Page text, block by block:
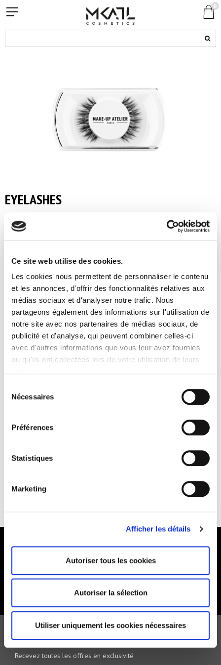
Ce site web utilise des cookies.
Les cookies nous permettent de personnaliser le contenu
et les annonces, d'offrir des fonctionnalités relatives aux
médias sociaux et d'analyser notre trafic. Nous
partageons également des informations sur l'utilisation de
notre site avec nos partenaires de médias sociaux, de
publicité et d'analyse, qui peuvent combiner celles-ci
avec d'autres informations que vous leur avez fournies
ou qu'ils ont collectées lors de votre utilisation de leurs
Nécessaires
Préférences
Statistiques
Marketing
Afficher les détails
Autoriser tous les cookies
Autoriser la sélection
Utiliser uniquement les cookies nécessaires
EYELASHES
14 day return
MORE INFO
Crafted fromsilk fibers, the Mumbai crisscross pattern
fringe false eyelashes are ideal fora sophisticated
Their 3D multi-length fibers
give spectacular
volume, light and airy lashes that add seductive length
while being comfortable on the eyes.
QUICK DELIVERY
RETURNS & EXCHANGES
FOLLOW US
NEWSLETTER
Recevez toutes les offres en exclusivité
0